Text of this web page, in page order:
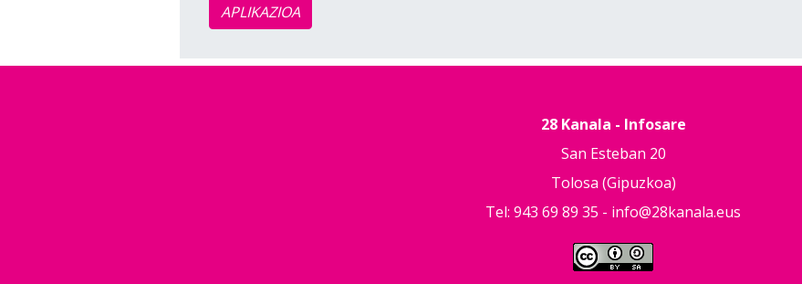
APLIKAZIOA
28 Kanala - Infosare
San Esteban 20
Tolosa (Gipuzkoa)
Tel: 943 69 89 35 - info@28kanala.eus